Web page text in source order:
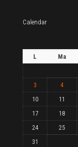
Calendar
L Ma
3
4
10
11
17
18
24
25
31